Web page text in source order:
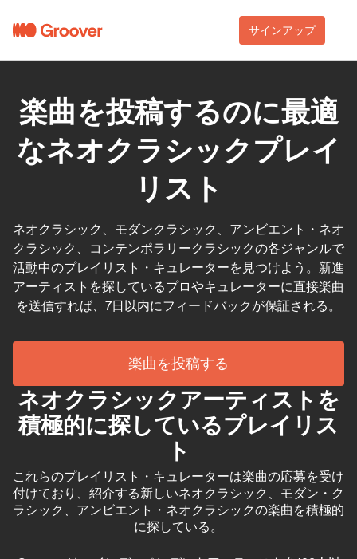
サインアップ
楽曲を投稿するのに最適
なネオクラシックプレイ
リスト
ネオクラシック、モダンクラシック、アンビエント・ネオ
クラシック、コンテンポラリークラシックの各ジャンルで
活動中のプレイリスト・キュレーターを見つけよう。新進
アーティストを探しているプロやキュレーターに直接楽曲
を送信すれば、7日以内にフィードバックが保証される。
楽曲を投稿する
ネオクラシックアーティストを
積極的に探しているプレイリス
ト
これらのプレイリスト・キュレーターは楽曲の応募を受け
付けており、紹介する新しいネオクラシック、モダン・ク
ラシック、アンビエント・ネオクラシックの楽曲を積極的
に探している。